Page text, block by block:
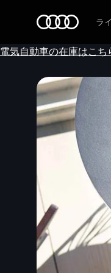
ラ
電気自動車の在庫はこち